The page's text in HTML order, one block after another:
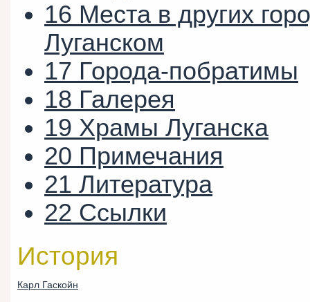
16 Места в других
Луганском
17 Города-побратимы
18 Галерея
19 Храмы Луганска
20 Примечания
21 Литература
22 Ссылки
История
Карл Гаскойн